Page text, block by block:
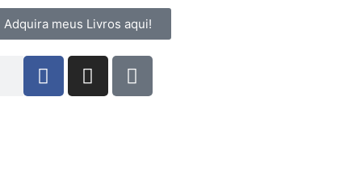
Adquira meus Livros aqui!